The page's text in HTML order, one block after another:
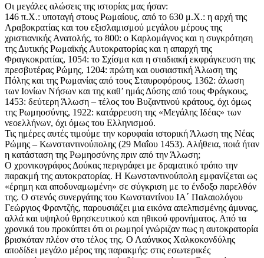
Οι μεγάλες αλώσεις της ιστορίας μας ήσαν:
146 π.Χ.: υποταγή στους Ρωμαίους, από το 630 μ.Χ.: η αρχή της
Αραβοκρατίας και του εξισλαμισμού μεγάλου μέρους της
χριστιανικής Ανατολής, το 800: ο Καρλομάγνος και η συγκρότηση
της Δυτικής Ρωμαϊκής Αυτοκρατορίας και η απαρχή της
Φραγκοκρατίας, 1054: το Σχίσμα και η σταδιακή εκφράγκευση της
πρεσβυτέρας Ρώμης, 1204: πρώτη και ουσιαστική Άλωση της
Πόλης και της Ρωμανίας από τους Σταυροφόρους, 1362: άλωση
των Ιονίων Νήσων και της καθ’ ημάς Δύσης από τους Φράγκους,
1453: δεύτερη Άλωση – τέλος του Βυζαντινού κράτους, όχι όμως
της Ρωμηοσύνης, 1922: κατάρρευση της «Μεγάλης Ιδέας» των
νεοελλήνων, όχι όμως του Ελληνισμού.
Τις ημέρες αυτές τιμούμε την κορυφαία ιστορική Άλωση της Νέας
Ρώμης – Κωνσταντινούπολης (29 Μαΐου 1453). Αλήθεια, ποιά ήταν
η κατάσταση της Ρωμηοσύνης πριν από την Άλωση;
Ο χρονικογράφος Δούκας περιγράφει με δραματικό τρόπο την
παρακμή της αυτοκρατορίας. Η Κωνσταντινούπολη εμφανίζεται ως
«έρημη και αποδυναμωμένη» σε σύγκριση με το ένδοξο παρελθόν
της. Ο στενός συνεργάτης του Κωνσταντίνου ΙΑ΄ Παλαιολόγου
Γεώργιος Φραντζής, παρουσιάζει μια εικόνα απελπισμένης άμυνας,
αλλά και υψηλού θρησκευτικού και ηθικού φρονήματος. Από τα
χρονικά του προκύπτει ότι οι ρωμηοί γνώριζαν πως η αυτοκρατορία
βρισκόταν πλέον στο τέλος της. Ο Λαόνικος Χαλκοκονδύλης
αποδίδει μεγάλο μέρος της παρακμής: στις εσωτερικές